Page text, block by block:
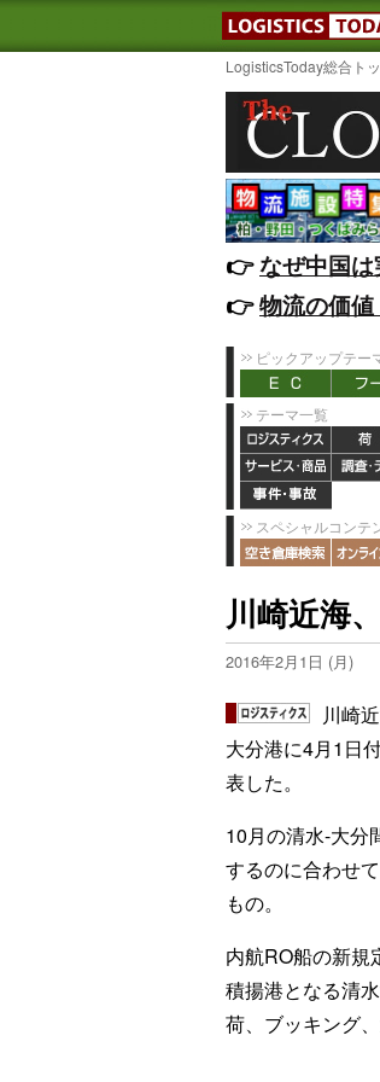
LogisticsToday総合ト
👉️なぜ中国
👉️物流の価
ピックアップテー
テーマ一覧
スペシャルコンテ
川崎近海
2016年2月1日 (月)
川崎
大分港に4月1日
表した。
10月の清水-大分
するのに合わせ
もの。
内航RO船の新規
積揚港となる清
荷、ブッキング